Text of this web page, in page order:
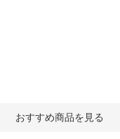
おすすめ商品を見る